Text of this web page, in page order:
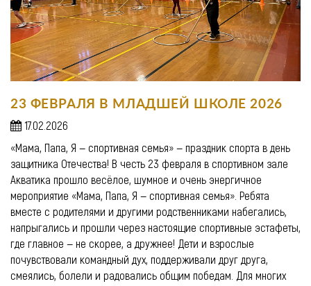
23 ФЕВРАЛЯ В МЛАДШЕЙ ШКОЛЕ 2026
17.02.2026
«Мама, Папа, Я — спортивная семья» — праздник спорта в день
защитника Отечества! В честь 23 февраля в спортивном зале
Акватика прошло весёлое, шумное и очень энергичное
мероприятие «Мама, Папа, Я — спортивная семья». Ребята
вместе с родителями и другими родственниками набегались,
напрыгались и прошли через настоящие спортивные эстафеты,
где главное — не скорее, а дружнее! Дети и взрослые
почувствовали командный дух, поддерживали друг друга,
смеялись, болели и радовались общим победам. Для многих